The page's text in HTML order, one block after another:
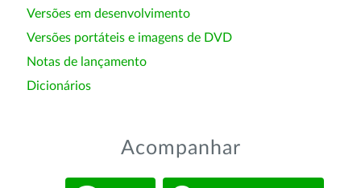
Versões em desenvolvimento
Versões portáteis e imagens de DVD
Notas de lançamento
Dicionários
Acompanhar